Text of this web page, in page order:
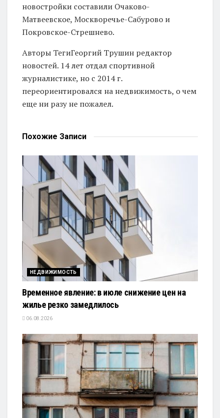
новостройки составили Очаково-
Матвеевское, Москворечье-Сабурово и
Покровское-Стрешнево.
Авторы ТегиГеоргий Трушин редактор
новостей. 14 лет отдал спортивной
журналистике, но с 2014 г.
переориентировался на недвижимость, о чем
еще ни разу не пожалел.
Похожие Записи
НЕДВИЖИМОСТЬ
Временное явление: в июле снижение цен на
жилье резко замедлилось
06.08.2026